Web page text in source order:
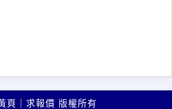
頁｜求報價 版權所有